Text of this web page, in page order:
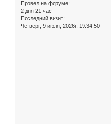
Провел на форуме:
2 дня 21 час
Последний визит:
Четверг, 9 июля, 2026г. 19:34:50